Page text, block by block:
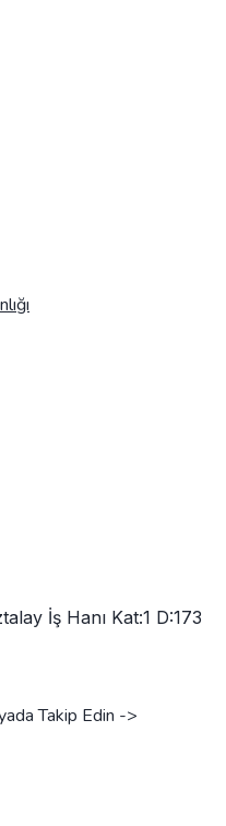
İş Hanı Kat:1 D:173
Takip Edin ->